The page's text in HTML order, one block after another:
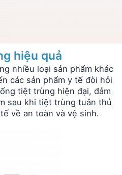
hiệu quả
nhiều loại sản phẩm khác
các sản phẩm y tế đòi hỏi
tiệt trùng hiện đại, đảm
sau khi tiệt trùng tuân thủ
về an toàn và vệ sinh.